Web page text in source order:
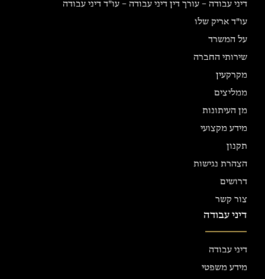
דיני עבודה – עורך דין דיני עבודה – עו"ד דיני עבודה
עו"ד אריק שלו
על המשרד
שירותי החברה
מקרקעין
ממליצים
מן העיתונות
מידע מקצועי
תקנון
הצהרת נגישות
דרושים
צור קשר
דיני עבודה
דיני עבודה
מידע משפטי